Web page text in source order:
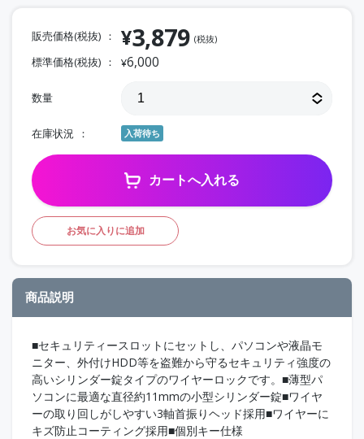
販売価格(税抜) ¥3,879 (税抜)
標準価格(税抜) ¥6,000
数量
在庫状況 入荷待ち
カートへ入れる
お気に入りに追加
商品説明
■セキュリティースロットにセットし、パソコンや液晶モ
ニター、外付けHDD等を盗難から守るセキュリティ強度の
高いシリンダー錠タイプのワイヤーロックです。■薄型パ
ソコンに最適な直径約11mmの小型シリンダー錠■ワイヤ
ーの取り回しがしやすい3軸首振りヘッド採用■ワイヤーに
キズ防止コーティング採用■個別キー仕様